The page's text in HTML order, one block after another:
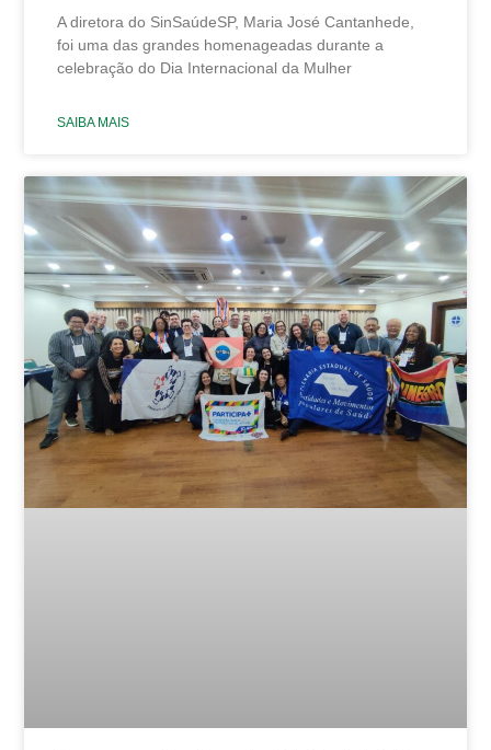
A diretora do SinSaúdeSP, Maria José Cantanhede,
foi uma das grandes homenageadas durante a
celebração do Dia Internacional da Mulher
SAIBA MAIS